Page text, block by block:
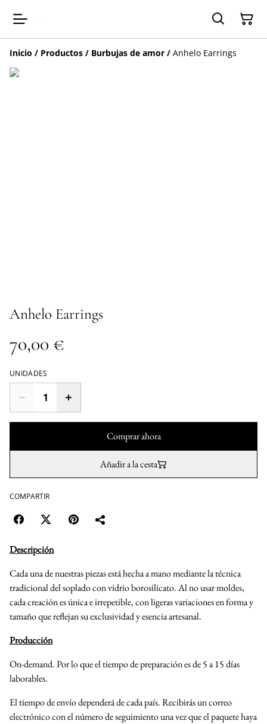
Inicio / Productos / Burbujas de amor / Anhelo Earrings
Anhelo Earrings
70,00 €
UNIDADES
Comprar ahora
Añadir a la cesta
COMPARTIR
Descripción
Cada una de nuestras piezas está hecha a mano mediante la técnica
tradicional del soplado con vidrio borosilicato. Al no usar moldes,
cada creación es única e irrepetible, con ligeras variaciones en forma y
tamaño que reflejan su exclusividad y esencia artesanal.
Producción
On-demand. Por lo que el tiempo de preparación es de 5 a 15 días
laborables.
El tiempo de envío dependerá de cada país. Recibirás un correo
electrónico con el número de seguimiento una vez que el paquete haya